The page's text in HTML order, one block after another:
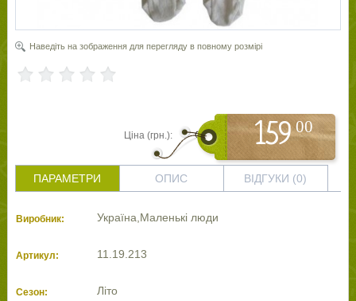
Наведіть на зображення для перегляду в повному розмірі
Ціна (грн.): 159 00
ПАРАМЕТРИ ОПИС ВІДГУКИ (0)
Виробник: Україна,Маленькі люди
Артикул: 11.19.213
Сезон: Літо